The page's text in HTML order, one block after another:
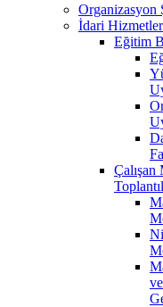
Organizasyon
İdari Hizmetler
Eğitim